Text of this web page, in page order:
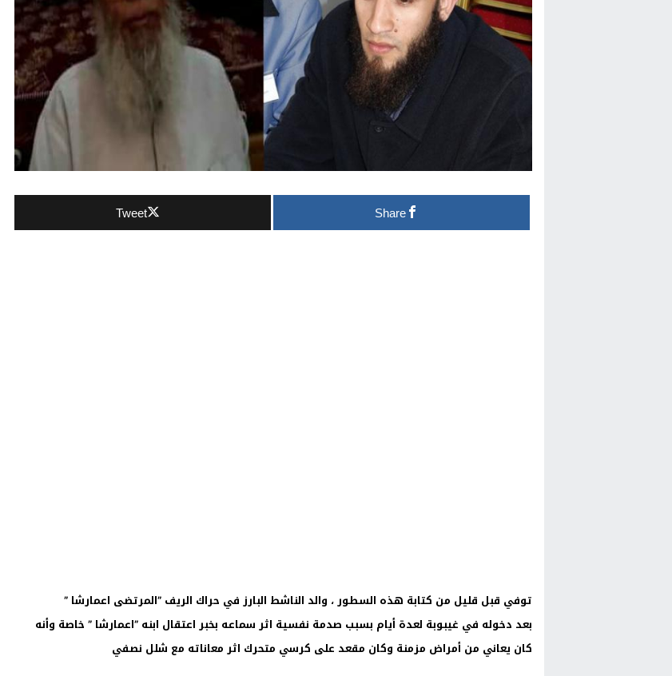
Share
Tweet
توفي قبل قليل من كتابة هذه السطور ، والد الناشط البارز في حراك الريف ”المرتضى اعمارشا ”
بعد دخوله في غيبوبة لعدة أيام بسبب صدمة نفسية اثر سماعه بخبر اعتقال ابنه ”اعمارشا ” خاصة وأنه
كان يعاني من أمراض مزمنة وكان مقعد على كرسي متحرك اثر معاناته مع شلل نصفي